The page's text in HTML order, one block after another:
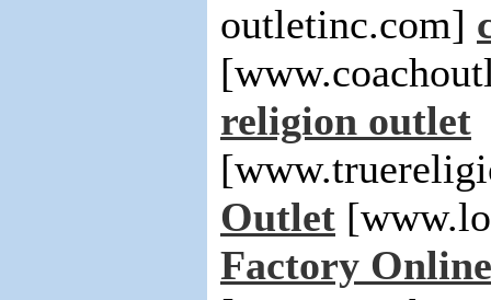
outletinc.com]
religion outlet
Outlet
Factory Online